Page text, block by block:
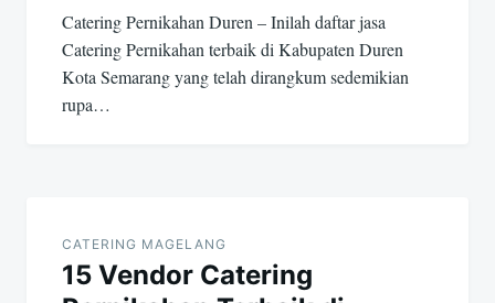
Catering Pernikahan Duren – Inilah daftar jasa
Catering Pernikahan terbaik di Kabupaten Duren
Kota Semarang yang telah dirangkum sedemikian
rupa…
CATERING MAGELANG
15 Vendor Catering